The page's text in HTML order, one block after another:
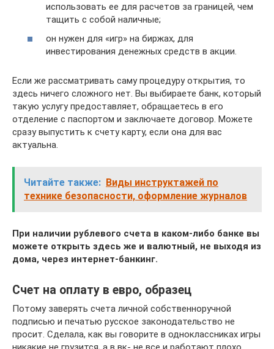
использовать ее для расчетов за границей, чем
тащить с собой наличные;
он нужен для «игр» на биржах, для
инвестирования денежных средств в акции.
Если же рассматривать саму процедуру открытия, то
здесь ничего сложного нет. Вы выбираете банк, который
такую услугу предоставляет, обращаетесь в его
отделение с паспортом и заключаете договор. Можете
сразу выпустить к счету карту, если она для вас
актуальна.
Читайте также: Виды инструктажей по
технике безопасности, оформление журналов
При наличии рублевого счета в каком-либо банке вы
можете открыть здесь же и валютный, не выходя из
дома, через интернет-банкинг.
Счет на оплату в евро, образец
Потому заверять счета личной собственноручной
подписью и печатью русское законодательство не
просит. Сделала, как вы говорите в одноклассниках игры